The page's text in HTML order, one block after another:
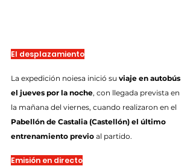
El desplazamiento
La expedición noiesa inició su viaje en autobús
el jueves por la noche, con llegada prevista en
la mañana del viernes, cuando realizaron en el
Pabellón de Castalia (Castellón) el último
entrenamiento previo al partido.
Emisión en directo